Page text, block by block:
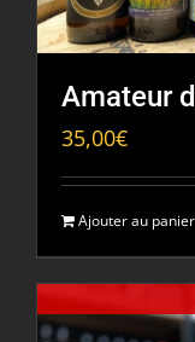
Amateur
35,00€
Ajouter au panier